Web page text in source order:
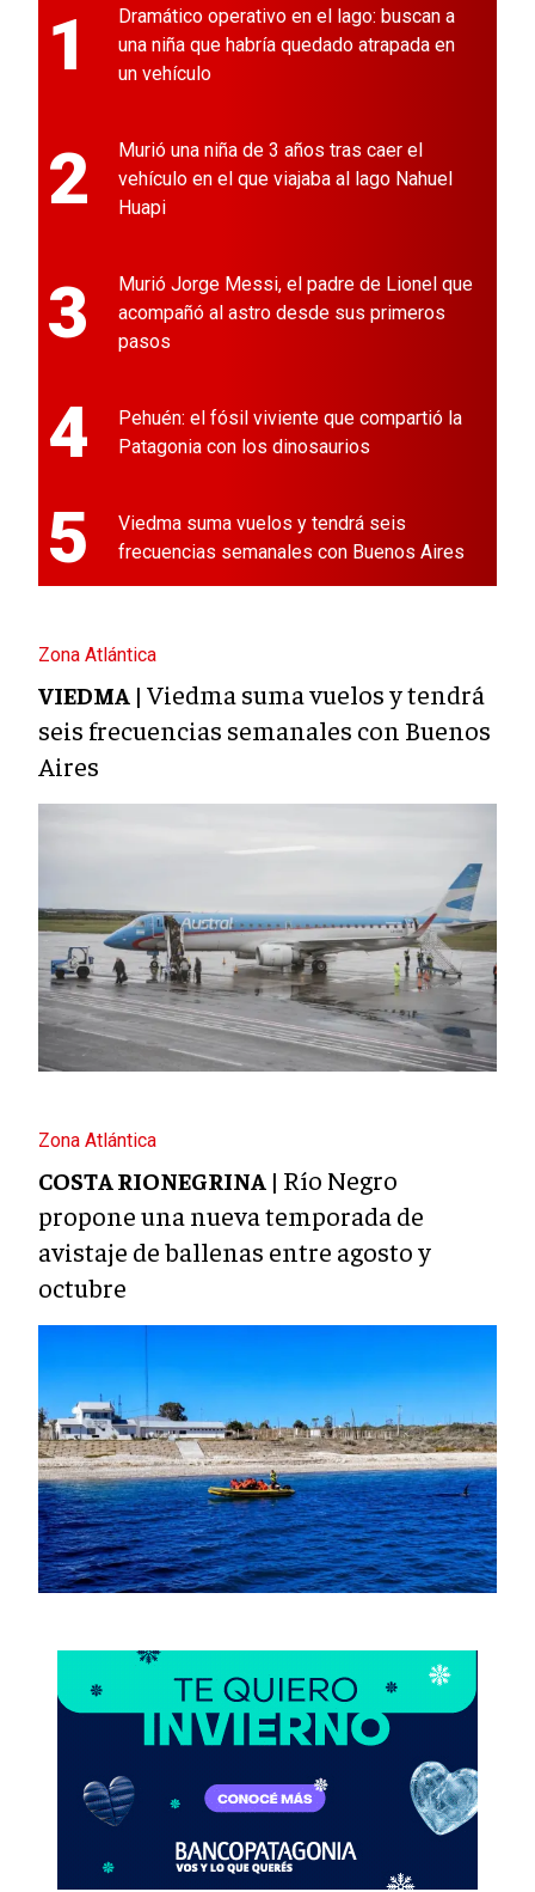
1
Dramático operativo en el lago: buscan a
una niña que habría quedado atrapada en
un vehículo
2
Murió una niña de 3 años tras caer el
vehículo en el que viajaba al lago Nahuel
Huapi
3
Murió Jorge Messi, el padre de Lionel que
acompañó al astro desde sus primeros
pasos
4
Pehuén: el fósil viviente que compartió la
Patagonia con los dinosaurios
5
Viedma suma vuelos y tendrá seis
frecuencias semanales con Buenos Aires
Zona Atlántica
VIEDMA | Viedma suma vuelos y tendrá
seis frecuencias semanales con Buenos
Aires
Zona Atlántica
COSTA RIONEGRINA | Río Negro
propone una nueva temporada de
avistaje de ballenas entre agosto y
octubre